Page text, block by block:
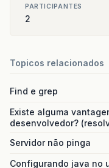
PARTICIPANTES
2
Topicos relacionados
Find e grep
Existe alguma
desenvolvedor?
Servidor não pinga
Configurando java no